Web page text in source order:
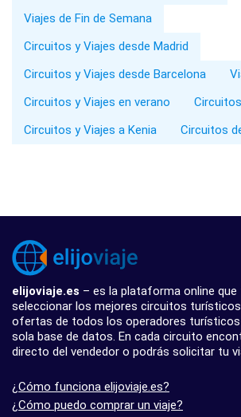
Viajes de Fin de Semana
Circuitos y Viajes desde Madrid
Circuitos y Viajes desde Barcelona
Circuitos y Viajes en verano
Circuitos y Viajes a Kenia
Circuitos
elijoviaje.es – es la plataforma online
seleccionar los mejores circuitos
ofertas de todos los operadores turísticos
sola base de datos. En cada circuito
directo del vendedor o podrás solicitar tu
¿Cómo funciona elijoviaje.es?
¿Cómo puedo comprar un viaje?